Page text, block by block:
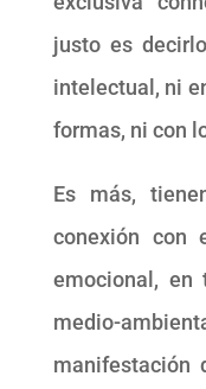
justo es
intelectual, ni
formas, ni con
Es más,
conexión con
emocional, en
medio-
manifestación